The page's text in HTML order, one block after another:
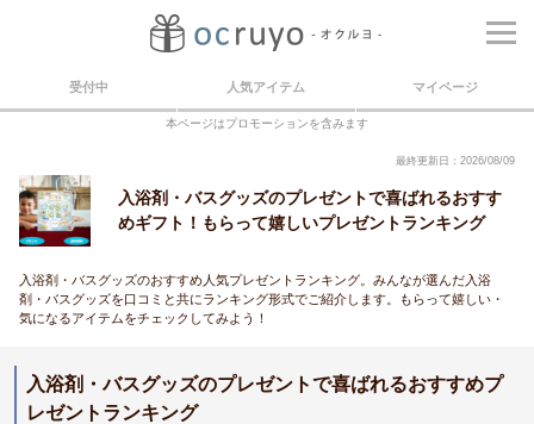
受付中 人気アイテム マイページ
本ページはプロモーションを含みます
最終更新日：2026/08/09
入浴剤・バスグッズのプレゼントで喜ばれるおすす
めギフト！もらって嬉しいプレゼントランキング
入浴剤・バスグッズのおすすめ人気プレゼントランキング。みんなが選んだ入浴
剤・バスグッズを口コミと共にランキング形式でご紹介します。もらって嬉しい・
気になるアイテムをチェックしてみよう！
入浴剤・バスグッズのプレゼントで喜ばれるおすすめプ
レゼントランキング